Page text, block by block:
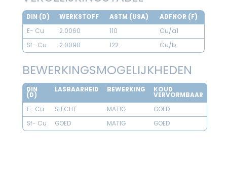
DIN (D) WERKSTOFF ASTM (USA)
ADFNOR (F)
E- Cu
2.0060 110
Cu/a1
Sf- Cu
2.0090 122 Cu/b
BEWERKINGSMOGELIJKHEDEN
DIN
(D)
LASBAARHEID BEWERKING KOUD
VERVORMBAAR
E- Cu
SLECHT MATIG
GOED
Sf- Cu
GOED MATIG GOED